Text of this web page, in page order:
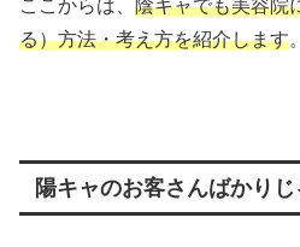
ここからは、 陰キャでも美容院
る）方法・考え方を紹介します。
陽キャのお客さんばかり